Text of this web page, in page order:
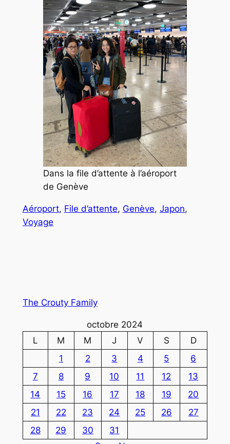
Dans la file d’attente à l’aéroport
de Genève
Aéroport, File d’attente, Genève, Japon
Voyage
The Crouty Family
octobre 2024
L
M M J V S
D
1
2 3 4 5
6
7
8 9 10 11 12
13
14
15 16 17 18 19
20
21
22 23 24 25 26
27
28
29 30
31